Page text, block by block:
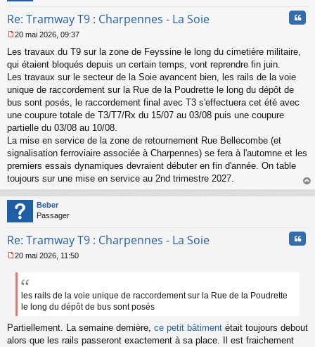
Re: Tramway T9 : Charpennes - La Soie
e
s
s
a
g
e
n
o
n
u
20 mai 2026, 09:37
Les travaux du T9 sur la zone de Feyssine le long du cimetière militaire,
qui étaient bloqués depuis un certain temps, vont reprendre fin juin.
Les travaux sur le secteur de la Soie avancent bien, les rails de la voie
unique de raccordement sur la Rue de la Poudrette le long du dépôt de
bus sont posés, le raccordement final avec T3 s'effectuera cet été avec
une coupure totale de T3/T7/Rx du 15/07 au 03/08 puis une coupure
partielle du 03/08 au 10/08.
La mise en service de la zone de retournement Rue Bellecombe (et
signalisation ferroviaire associée à Charpennes) se fera à l'automne et les
premiers essais dynamiques devraient débuter en fin d'année. On table
toujours sur une mise en service au 2nd trimestre 2027.
au
Beber
Passager
Re: Tramway T9 : Charpennes - La Soie
e
g
e
n
20 mai 2026, 11:50
les rails de la voie unique de raccordement sur la Rue de la Poudrette
le long du dépôt de bus sont posés
Partiellement. La semaine dernière, ce petit bâtiment était toujours debout
alors que les rails passeront exactement à sa place. Il est fraichement